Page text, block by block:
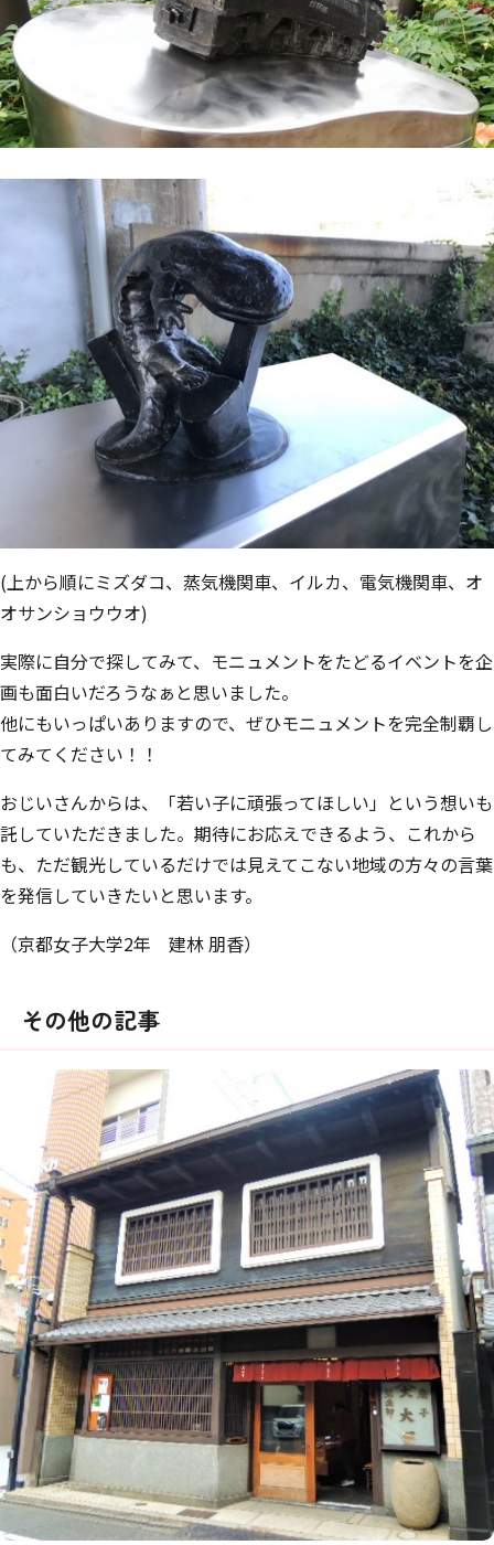
(上から順にミズダコ、蒸気機関車、イルカ、電気機関車、オ
オサンショウウオ)
実際に自分で探してみて、モニュメントをたどるイベントを企
画も面白いだろうなぁと思いました。
他にもいっぱいありますので、ぜひモニュメントを完全制覇し
てみてください！！
おじいさんからは、「若い子に頑張ってほしい」という想いも
託していただきました。期待にお応えできるよう、これから
も、ただ観光しているだけでは見えてこない地域の方々の言葉
を発信していきたいと思います。
（京都女子大学2年 建林 朋香）
その他の記事